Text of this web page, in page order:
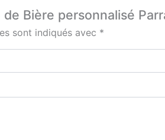
Bière personnalisé
sont indiqués avec *